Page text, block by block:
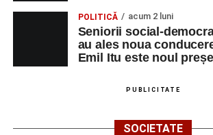
POLITICĂ acum 2 luni
Seniorii social-
au ales noua
Emil Itu este noul
PUBLICITATE
SOCIETATE